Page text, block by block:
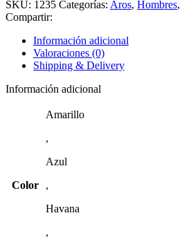
SKU: 1235 Categorías: Aros, Hombres,
Compartir:
Información adicional
Valoraciones (0)
Shipping & Delivery
Información adicional
Color
Amarillo
,
Azul
,
Havana
,